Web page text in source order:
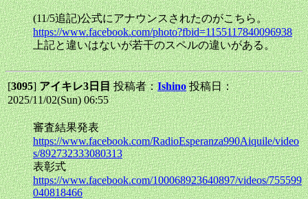
(11/5追記)公式にアナウンスされたのがこちら。
https://www.facebook.com/photo?fbid=1155117840096938
上記と違いはないが若干のスペルの違いがある。
[3095]アイキレ3日目投稿者：Ishino 投稿日：
2025/11/02(Sun) 06:55
審査結果発表
https://www.facebook.com/RadioEsperanza990Aiquile/video
s/892732333080313
表彰式
https://www.facebook.com/100068923640897/videos/755599
040818466